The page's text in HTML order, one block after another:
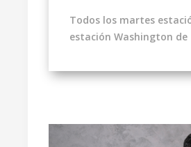
Todos los martes
estación Washington de